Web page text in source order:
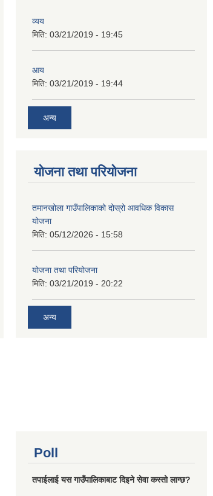
व्यय
मिति: 03/21/2019 - 19:45
आय
मिति: 03/21/2019 - 19:44
अन्य
योजना तथा परियोजना
तमानखोला गाउँपालिकाको दोस्रो आवधिक विकास
योजना
मिति: 05/12/2026 - 15:58
योजना तथा परियोजना
मिति: 03/21/2019 - 20:22
अन्य
Poll
तपाईलाई यस गाउँपालिकाबाट दिइने सेवा कस्तो लाग्छ?